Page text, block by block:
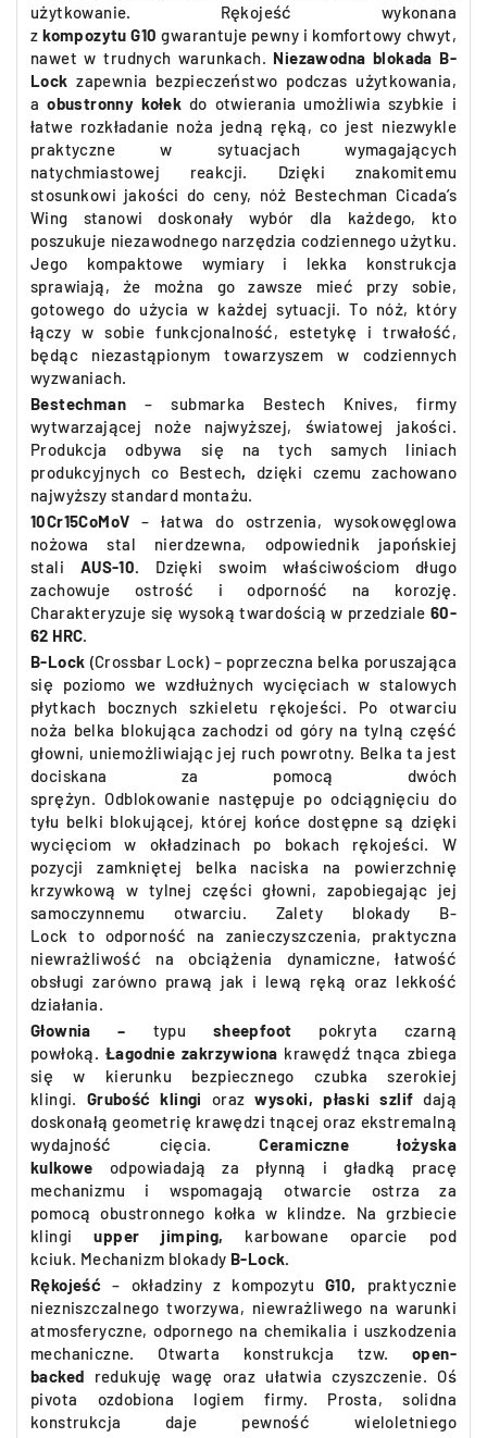
użytkowanie. Rękojeść wykonana
zkompozytu G10 gwarantuje pewny i komfortowy chwyt,
nawet w trudnych warunkach. Niezawodna blokada B-
Lock zapewnia bezpieczeństwo podczas użytkowania,
a obustronny kołek do otwierania umożliwia szybkie i
łatwe rozkładanie noża jedną ręką, co jest niezwykle
praktyczne w sytuacjach wymagających
natychmiastowej reakcji. Dzięki znakomitemu
stosunkowi jakości do ceny, nóż Bestechman Cicada’s
Wing stanowi doskonały wybór dla każdego, kto
poszukuje niezawodnego narzędzia codziennego użytku.
Jego kompaktowe wymiary i lekka konstrukcja
sprawiają, że można go zawsze mieć przy sobie,
gotowego do użycia w każdej sytuacji. To nóż, który
łączy w sobie funkcjonalność, estetykę i trwałość,
będąc niezastąpionym towarzyszem w codziennych
wyzwaniach.
Bestechman – submarka Bestech Knives, firmy
wytwarzającej noże najwyższej, światowej jakości.
Produkcja odbywa się na tych samych liniach
produkcyjnych co Bestech,
dzięki czemu zachowano
najwyższy standard montażu.
10Cr15CoMoV
– łatwa do ostrzenia, wysokowęglowa
nożowa stal nierdzewna, odpowiednik japońskiej
stali
AUS-10.
Dzięki swoim właściwościom długo
zachowuje ostrość i odporność na korozję.
Charakteryzuje się wysoką twardością w przedziale 60-
62 HRC.
B-Lock (Crossbar Lock) – poprzeczna belka poruszająca
się poziomo we wzdłużnych wycięciach w stalowych
płytkach bocznych szkieletu rękojeści.
Po otwarciu
noża belka blokująca zachodzi od góry na tylną część
głowni, uniemożliwiając jej ruch powrotny. Belka ta jest
dociskana za pomocą dwóch
sprężyn. Odblokowanie następuje po odciągnięciu do
tyłu belki blokującej, której końce dostępne są dzięki
wycięciom w okładzinach po bokach rękojeści. W
pozycji zamkniętej belka naciska na powierzchnię
krzywkową w tylnej części głowni, zapobiegając jej
samoczynnemu otwarciu. Zalety blokady B-
Lock
to odporność na zanieczyszczenia, praktyczna
niewrażliwość na obciążenia dynamiczne, łatwość
obsługi zarówno prawą jak i lewą ręką oraz lekkość
działania.
Głownia –
typu sheepfoot
pokryta czarną
powłoką. Łagodnie zakrzywiona krawędź tnąca zbiega
się w kierunku bezpiecznego czubka szerokiej
klingi. Grubość klingi oraz wysoki, płaski szlif dają
doskonałą geometrię krawędzi tnącej oraz ekstremalną
wydajność cięcia.
Ceramiczne łożyska
kulkowe odpowiadają za płynną i gładką pracę
mechanizmu i wspomagają otwarcie ostrza za
pomocą obustronnego kołka w klindze. Na grzbiecie
klingi
upper jimping, karbowane oparcie pod
kciuk. Mechanizm blokady B-Lock.
Rękojeść – okładziny z kompozytuG10,
praktycznie
niezniszczalnego tworzywa, niewrażliwego na warunki
atmosferyczne, odpornego na chemikalia i uszkodzenia
mechaniczne.
Otwarta konstrukcja tzw. open-
backed redukuję wagę oraz ułatwia czyszczenie. Oś
pivota ozdobiona logiem firmy. Prosta, solidna
konstrukcja daje pewność wieloletniego